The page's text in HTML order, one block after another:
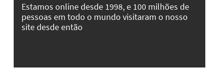
Estamos online desde 1998, e 100 milhões de
pessoas em todo o mundo visitaram o nosso
site desde então